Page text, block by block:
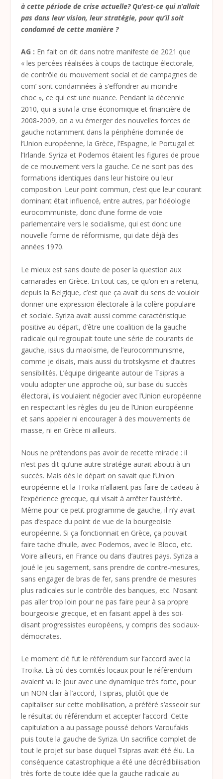
à cette période de crise actuelle? Qu’est-ce qui n’allait
pas dans leur vision, leur stratégie, pour qu’il soit
condamné de cette manière ?
AG : En fait on dit dans notre manifeste de 2021 que
« les percées réalisées à coups de tactique électorale,
de contrôle du mouvement social et de campagnes de
com’ sont condamnées à s’effondrer au moindre
choc », ce qui est une nuance. Pendant la décennie
2010, qui a suivi la crise économique et financière de
2008-2009, on a vu émerger des nouvelles forces de
gauche notamment dans la périphérie dominée de
l’Union européenne, la Grèce, l’Espagne, le Portugal et
l’Irlande. Syriza et Podemos étaient les figures de proue
de ce mouvement vers la gauche. Ce ne sont pas des
formations identiques dans leur histoire ou leur
composition. Leur point commun, c’est que leur courant
dominant était influencé, entre autres, par l’idéologie
eurocommuniste, donc d’une forme de voie
parlementaire vers le socialisme, qui est donc une
nouvelle forme de réformisme, qui date déjà des
années 1970.
Le mieux est sans doute de poser la question aux
camarades en Grèce. En tout cas, ce qu’on en a retenu,
depuis la Belgique, c’est que ça avait du sens de vouloir
donner une expression électorale à la colère populaire
et sociale. Syriza avait aussi comme caractéristique
positive au départ, d’être une coalition de la gauche
radicale qui regroupait toute une série de courants de
gauche, issus du maoïsme, de l’eurocommunisme,
comme je disais, mais aussi du trotskysme et d’autres
sensibilités. L’équipe dirigeante autour de Tsipras a
voulu adopter une approche où, sur base du succès
électoral, ils voulaient négocier avec l’Union européenne
en respectant les règles du jeu de l’Union européenne
et sans appeler ni encourager à des mouvements de
masse, ni en Grèce ni ailleurs.
Nous ne prétendons pas avoir de recette miracle : il
n’est pas dit qu’une autre stratégie aurait abouti à un
succès. Mais dès le départ on savait que l’Union
européenne et la Troïka n’allaient pas faire de cadeau à
l’expérience grecque, qui visait à arrêter l’austérité.
Même pour ce petit programme de gauche, il n’y avait
pas d’espace du point de vue de la bourgeoisie
européenne. Si ça fonctionnait en Grèce, ça pouvait
faire tache d’huile, avec Podemos, avec le Bloco, etc.
Voire ailleurs, en France ou dans d’autres pays. Syriza a
joué le jeu sagement, sans prendre de contre-mesures,
sans engager de bras de fer, sans prendre de mesures
plus radicales sur le contrôle des banques, etc. N’osant
pas aller trop loin pour ne pas faire peur à sa propre
bourgeoisie grecque, et en faisant appel à des soi-
disant progressistes européens, y compris des sociaux-
démocrates.
Le moment clé fut le référendum sur l’accord avec la
Troïka. Là où des comités locaux pour le référendum
avaient vu le jour avec une dynamique très forte, pour
un NON clair à l’accord, Tsipras, plutôt que de
capitaliser sur cette mobilisation, a préféré s’asseoir sur
le résultat du référendum et accepter l’accord. Cette
capitulation a au passage poussé dehors Varoufakis
puis toute la gauche de Syriza. Un sacrifice complet de
tout le projet sur base duquel Tsipras avait été élu. La
conséquence catastrophique a été une décrédibilisation
très forte de toute idée que la gauche radicale au